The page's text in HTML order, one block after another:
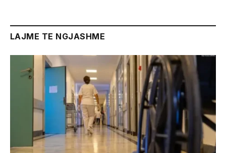
LAJME TE NGJASHME